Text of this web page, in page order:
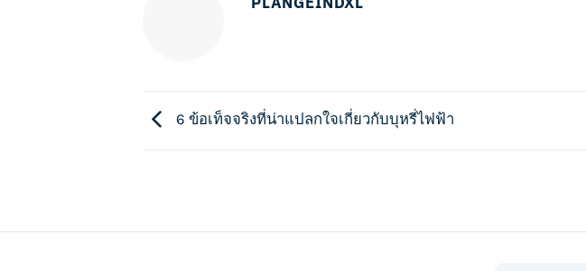
6 ข้อเท็จจริงที่น่าแปลกใจเกี่ยวกับบุหรี่ไฟฟ้า